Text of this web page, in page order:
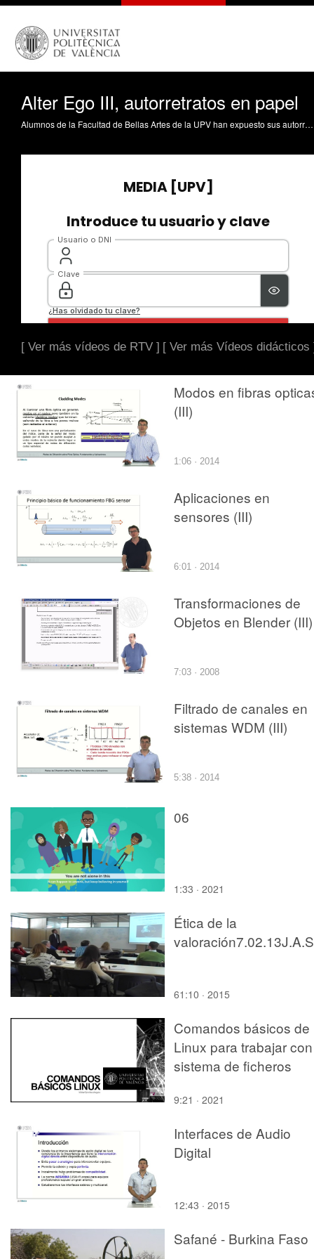
Alter Ego III, autorretratos en papel
Alumnos de la Facultad de Bellas Artes de la UPV han expuesto sus autorretratos en Las Naves. La muestra 'Alter Ego, autorretratos en papel' cumple este año su tercera edición. Se trata de una acción que permite contemplar fuera del campus universitario el trabajo desarrollado por los alumnos de los grados de Bellas Artes y Restauración.
[ Ver más vídeos de RTV ] [ Ver más Vídeos didácticos
Modos en fibras
(III)
1:06 · 2014
Aplicaciones en
sensores (III)
6:01 · 2014
Transformaciones de
Objetos en Blender (III)
7:03 · 2008
Filtrado de canales en
sistemas WDM (III)
5:38 · 2014
06
1:33 · 2021
Ética de la
61:10 · 2015
Comandos básicos de
Linux para trabajar
sistema de ficheros
9:21 · 2021
Interfaces de Audio
Digital
12:43 · 2015
Safané - Burkina Faso